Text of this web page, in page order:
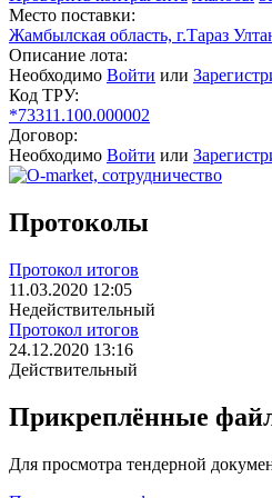
Место поставки:
Жамбылская область, г.Тараз
Описание лота:
Необходимо Войти или
Код ТРУ:
*73311.100.000002
Договор:
Необходимо Войти или
Протоколы
Протокол итогов
11.03.2020 12:05
Недействительный
Протокол итогов
24.12.2020 13:16
Действительный
Прикреплённые
Для просмотра тендерной